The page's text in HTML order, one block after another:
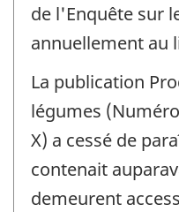
de l'Enquête sur
annuellement au
La publication
légumes
X) a cessé de
contenait
demeurent